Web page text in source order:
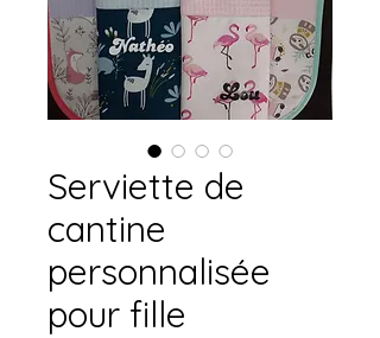
Serviette de
cantine
personnalisée
pour fille